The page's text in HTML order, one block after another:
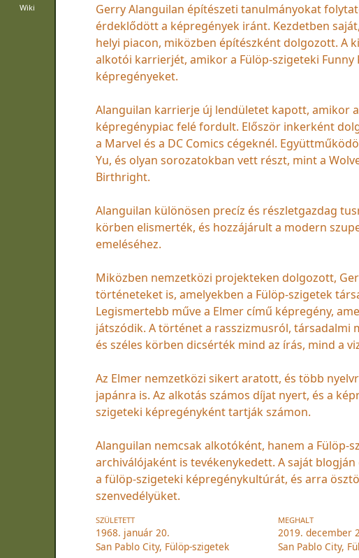
Wiki
Gerry Alanguilan építészeti tanulmányokat
érdeklődött a képregények iránt. Kezdetben
helyi piacon, miközben építészként dolgozott. A
alkotói karrierjét, amikor a Fülöp-szigeteki
képregényeket.
Alanguilan karrierje új lendületet kapott, amikor
képregénypiac felé fordult. Először inkerként
a Marvel és a DC Comics cégeknél.
Yu, és olyan sorozatokban vett részt, mint a
Birthright.
Alanguilan különösen precíz és részletgazdag
körben elismerték, és hozzájárult a modern
emeléséhez.
Miközben nemzetközi projekteken dolgozott,
történeteket is, amelyekben a Fülöp-szigetek
Legismertebb műve a Elmer című képregény,
játszódik. A történet a rasszizmusról,
és széles körben dicsérték mind az írás, mind a
Az Elmer nemzetközi sikert aratott, és több
japánra is. Az alkotás számos díjat nyert, és a
szigeteki képregényként tartják számon.
Alanguilan nemcsak alkotóként, hanem a Fülöp-
archiválójaként is tevékenykedett. A saját
a fülöp-szigeteki képregénykultúrát, és arra
szenvedélyüket.
SZÜLETETT
1968. január 20.
San Pablo City, Fülöp-szigetek
MEGHALT
2019. december
San Pablo City,